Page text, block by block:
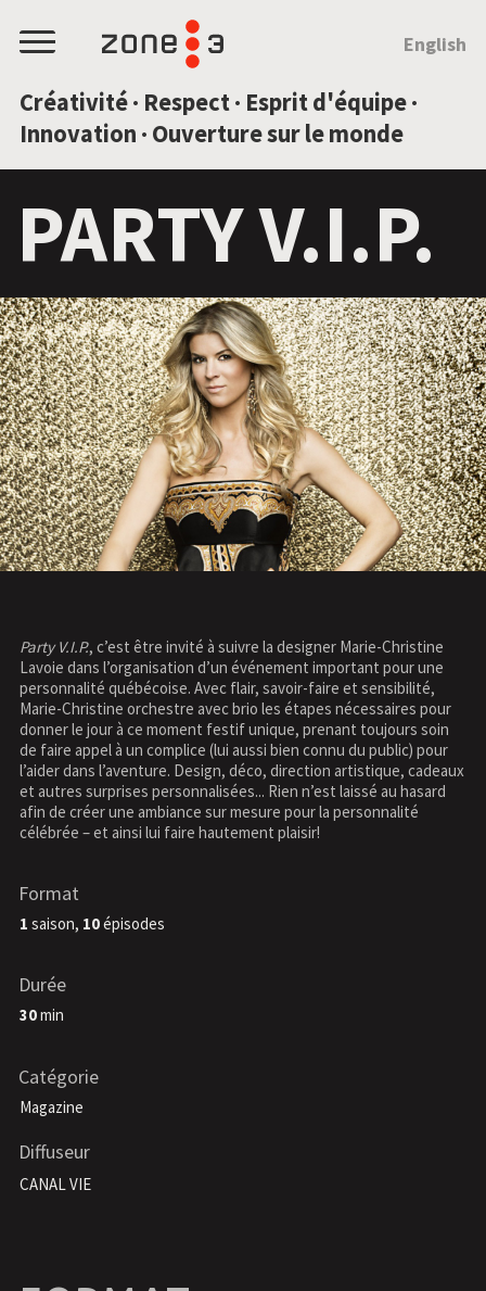
Menu
Créativité · Respect · Esprit d'équipe ·
Innovation · Ouverture sur le monde
English
PARTY V.I.P.
Party V.I.P., c’est être invité à suivre la designer Marie-Christine
Lavoie dans l’organisation d’un événement important pour une
personnalité québécoise. Avec flair, savoir-faire et sensibilité,
Marie-Christine orchestre avec brio les étapes nécessaires pour
donner le jour à ce moment festif unique, prenant toujours soin
de faire appel à un complice (lui aussi bien connu du public) pour
l’aider dans l’aventure. Design, déco, direction artistique, cadeaux
et autres surprises personnalisées... Rien n’est laissé au hasard
afin de créer une ambiance sur mesure pour la personnalité
célébrée – et ainsi lui faire hautement plaisir!
Format
1 saison, 10épisodes
Durée
30min
Catégorie
Magazine
Diffuseur
CANAL VIE